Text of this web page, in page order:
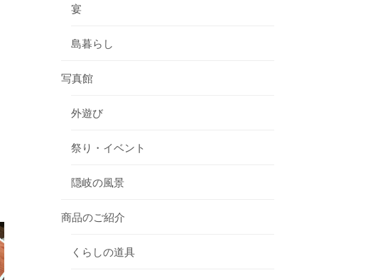
宴
島暮らし
写真館
外遊び
祭り・イベント
隠岐の風景
商品のご紹介
くらしの道具